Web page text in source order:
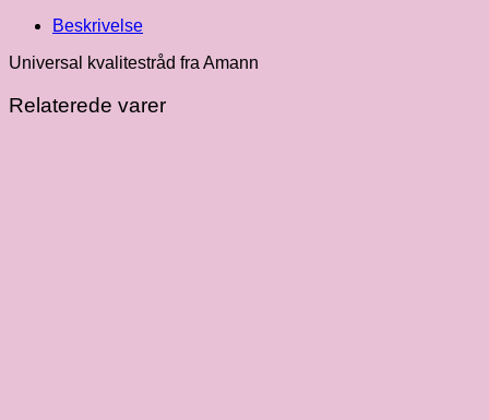
Beskrivelse
Universal kvalitestråd fra Amann
Relaterede varer